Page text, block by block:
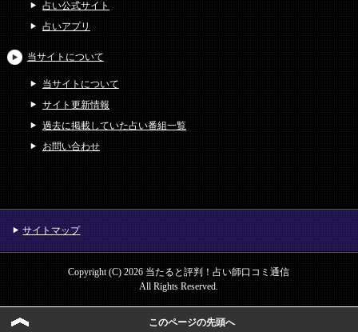
占い公式サイト
占いアプリ
当サイトについて
当サイトについて
サイト更新情報
過去に掲載していた占い番組一覧
お問い合わせ
サイトマップ
Copyright (C) 2026 当たると評判！占い師口コミ通信
All Rights Reserved.
このページの先頭へ